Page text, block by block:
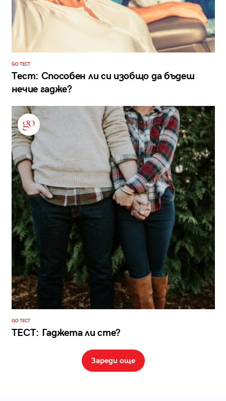
GO ТЕСТ
Тест: Способен ли си изобщо да бъдеш
нечие гадже?
GO ТЕСТ
ТЕСТ: Гаджета ли сте?
Зареди още